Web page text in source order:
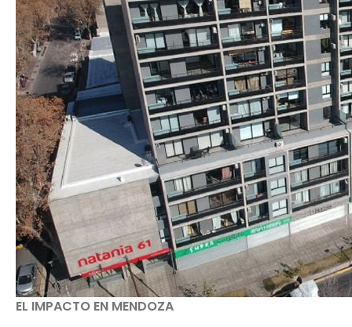
EL IMPACTO EN MENDOZA